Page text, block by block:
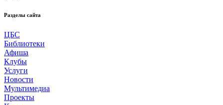
Разделы сайта
ЦБС
Библиотеки
Афиша
Клубы
Услуги
Новости
Мультимедиа
Проекты